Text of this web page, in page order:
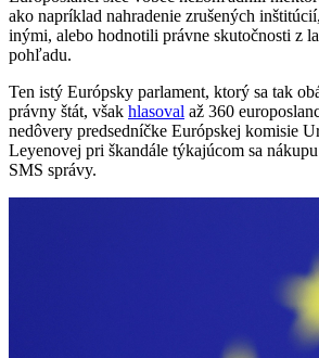
ako napríklad nahradenie zrušených
inými, alebo hodnotili právne skutočnosti z
pohľadu.
Ten istý Európsky parlament, ktorý sa tak
právny štát, však hlasoval až 360
nedôvery predsedníčke Európskej komisie
Leyenovej pri škandále týkajúcom sa
SMS správy.